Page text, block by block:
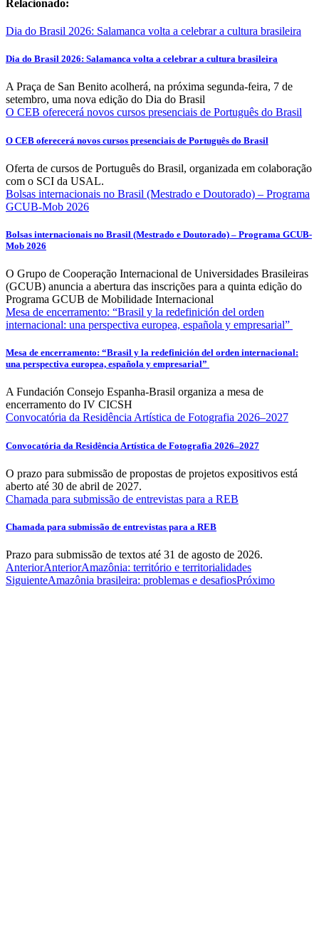
Relacionado:
Dia do Brasil 2026: Salamanca volta a celebrar a cultura brasileira
Dia do Brasil 2026: Salamanca volta a celebrar a cultura brasileira
A Praça de San Benito acolherá, na próxima segunda-feira, 7 de
setembro, uma nova edição do Dia do Brasil
O CEB oferecerá novos cursos presenciais de Português do Brasil
O CEB oferecerá novos cursos presenciais de Português do Brasil
Oferta de cursos de Português do Brasil, organizada em colaboração
com o SCI da USAL.
Bolsas internacionais no Brasil (Mestrado e Doutorado) – Programa
GCUB-Mob 2026
Bolsas internacionais no Brasil (Mestrado e Doutorado) – Programa GCUB-
Mob 2026
O Grupo de Cooperação Internacional de Universidades Brasileiras
(GCUB) anuncia a abertura das inscrições para a quinta edição do
Programa GCUB de Mobilidade Internacional
Mesa de encerramento: “Brasil y la redefinición del orden
internacional: una perspectiva europea, española y empresarial”
Mesa de encerramento: “Brasil y la redefinición del orden internacional:
una perspectiva europea, española y empresarial”
A Fundación Consejo Espanha-Brasil organiza a mesa de
encerramento do IV CICSH
Convocatória da Residência Artística de Fotografia 2026–2027
Convocatória da Residência Artística de Fotografia 2026–2027
O prazo para submissão de propostas de projetos expositivos está
aberto até 30 de abril de 2027.
Chamada para submissão de entrevistas para a REB
Chamada para submissão de entrevistas para a REB
Prazo para submissão de textos até 31 de agosto de 2026.
AnteriorAnteriorAmazônia: território e territorialidades
SiguienteAmazônia brasileira: problemas e desafiosPróximo